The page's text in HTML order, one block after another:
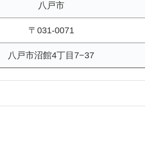
八戸市
〒031-0071
八戸市沼館4丁目7−37